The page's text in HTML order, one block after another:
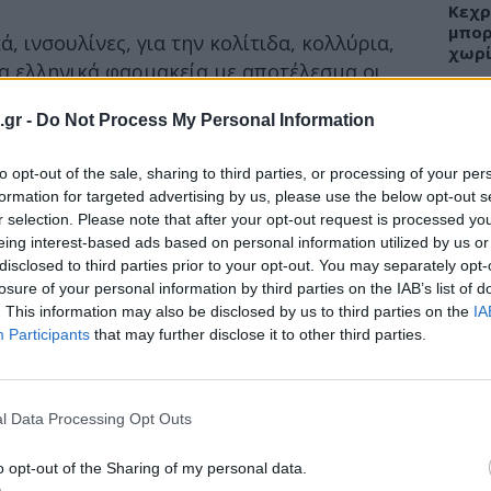
- Do Not Process My Personal Information
opt-out of the sale, sharing to third parties, or processing of your
for targeted advertising by us, please use the below opt-out
selection. Please note that after your opt-out request is processed
interest-based ads based on personal information utilized by us
to third parties prior to your opt-out. You may separately
of your personal information by third parties on the IAB’s list of
This information may also be disclosed by us to third parties on the
Participants that may further disclose it to other third parties.
Data Processing Opt Outs
opt-out of the Sharing of my personal data.
για την κολίτιδα, κολλύρια,
ελληνικά φαρμακεία με αποτέλεσμα οι
την ημέρα τηλεφωνώντας σε
εταιρίες αλλά «ανεβάζοντας»
προσπάθεια να εξασφαλίσουν τα
λέγοντας χαρακτηριστικά ότι
για την κατάσταση αυτή, μας είπε
αλλά βασικά οι φαρμακοβιομηχανίες
ποσότητες και ΥΥΚΑ και ΕΟΦ δεν
σωστή διαχείριση του προβλήματος.